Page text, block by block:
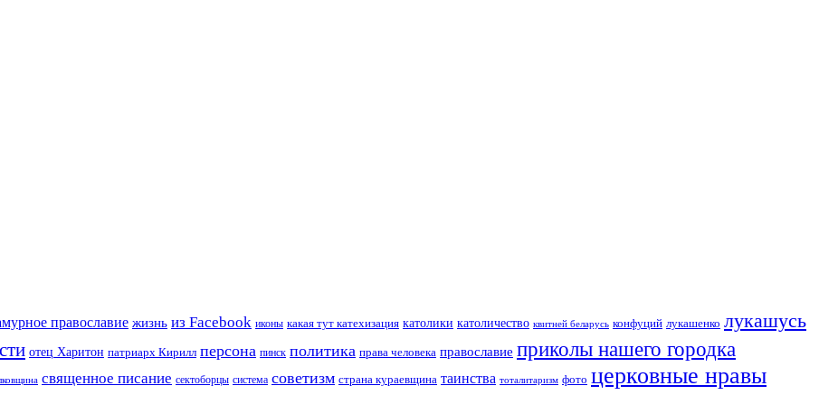
православие жизнь из Facebook иконы какая тут катехизация католики католичество квитней беларусь конфуций лукашенко лукашусь
отец Харитон патриарх Кирилл персона пинск политика права человека православие приколы нашего городка
священное писание сектоборцы система советизм страна кураевщина таинства тоталитаризм фото церковные нравы